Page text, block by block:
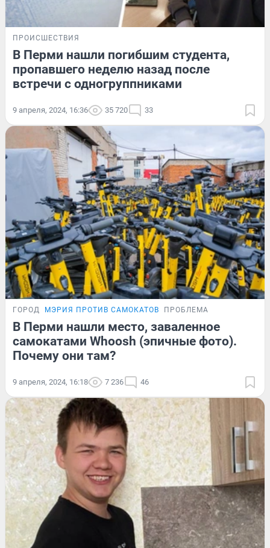
ПРОИСШЕСТВИЯ
В Перми нашли погибшим студента,
пропавшего неделю назад после
встречи с одногруппниками
9 апреля, 2024, 16:36 35 720 33
ГОРОД МЭРИЯ ПРОТИВ САМОКАТОВ ПРОБЛЕМА
В Перми нашли место, заваленное
самокатами Whoosh (эпичные фото).
Почему они там?
9 апреля, 2024, 16:18 7 236 46